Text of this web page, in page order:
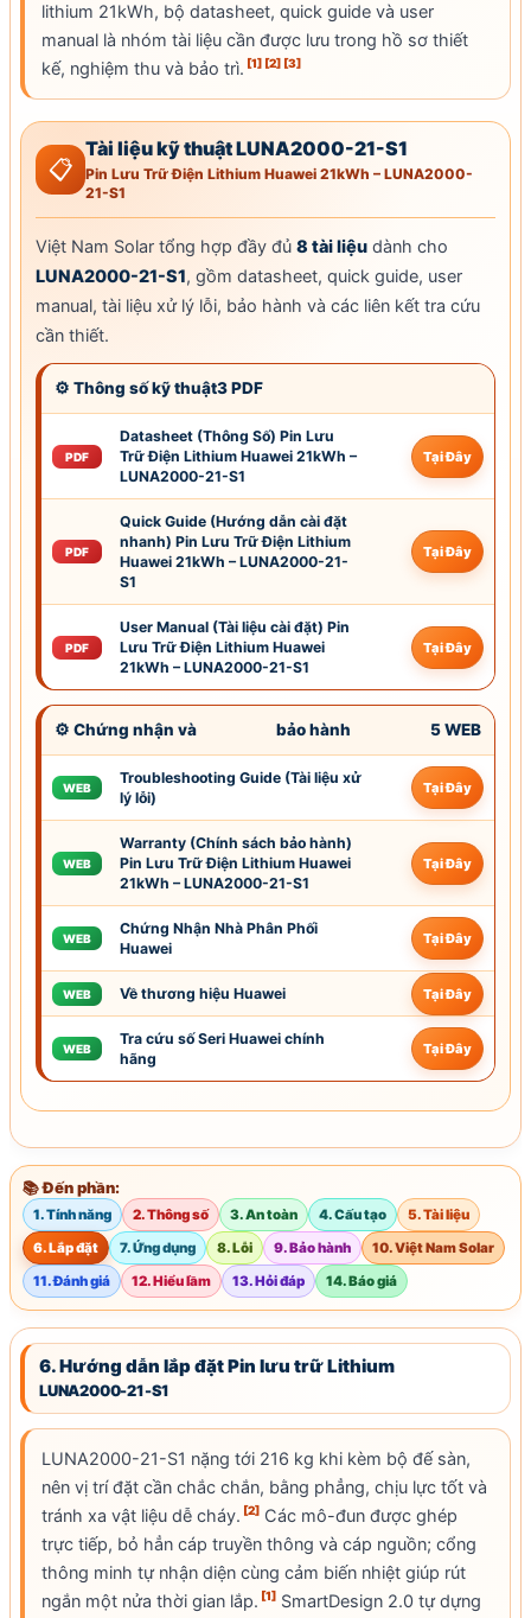
lithium 21kWh, bộ datasheet, quick guide và user
manual là nhóm tài liệu cần được lưu trong hồ sơ thiết
kế, nghiệm thu và bảo trì. [1] [2] [3]
📋
Tài liệu kỹ thuật LUNA2000-21-S1
Pin Lưu Trữ Điện Lithium Huawei 21kWh – LUNA2000-
21-S1
Việt Nam Solar tổng hợp đầy đủ 8 tài liệu dành cho
LUNA2000-21-S1, gồm datasheet, quick guide, user
manual, tài liệu xử lý lỗi, bảo hành và các liên kết tra cứu
cần thiết.
⚙ Thông số kỹ thuật3 PDF
PDF
Datasheet (Thông Số) Pin Lưu
Trữ Điện Lithium Huawei 21kWh –
LUNA2000-21-S1
Tại Đây
PDF
Quick Guide (Hướng dẫn cài đặt
nhanh) Pin Lưu Trữ Điện Lithium
Huawei 21kWh – LUNA2000-21-
S1
Tại Đây
PDF
User Manual (Tài liệu cài đặt) Pin
Lưu Trữ Điện Lithium Huawei
21kWh – LUNA2000-21-S1
Tại Đây
⚙ Chứng nhận và bảo hành 5 WEB
WEB
Troubleshooting Guide (Tài liệu xử
lý lỗi)
Tại Đây
WEB
Warranty (Chính sách bảo hành)
Pin Lưu Trữ Điện Lithium Huawei
21kWh – LUNA2000-21-S1
Tại Đây
WEB
Chứng Nhận Nhà Phân Phối
Huawei
Tại Đây
WEB Về thương hiệu Huawei Tại Đây
WEB
Tra cứu số Seri Huawei chính
hãng
Tại Đây
📚 Đến phần:
1. Tính năng 2. Thông số 3. An toàn 4. Cấu tạo
5. Tài liệu
6. Lắp đặt
7. Ứng dụng 8. Lỗi 9. Bảo hành
10. Việt Nam Solar
11. Đánh giá
12. Hiểu lầm 13. Hỏi đáp 14. Báo giá
6. Hướng dẫn lắp đặt Pin lưu trữ Lithium
LUNA2000-21-S1
LUNA2000-21-S1 nặng tới 216 kg khi kèm bộ đế sàn,
nên vị trí đặt cần chắc chắn, bằng phẳng, chịu lực tốt và
tránh xa vật liệu dễ cháy. [2] Các mô-đun được ghép
trực tiếp, bỏ hẳn cáp truyền thông và cáp nguồn; cổng
thông minh tự nhận diện cùng cảm biến nhiệt giúp rút
ngắn một nửa thời gian lắp. [1] SmartDesign 2.0 tự dựng